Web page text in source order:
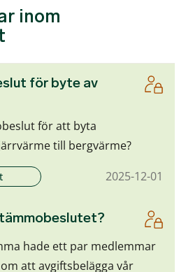
inom
för byte av
för att byta
till bergvärme?
2025-12-01
hade ett par medlemmar
att avgiftsbelägga vår